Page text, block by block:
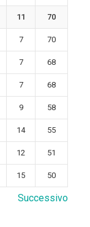
11 70
7 70
7 68
7 68
9 58
14 55
12 51
15 50
Successivo